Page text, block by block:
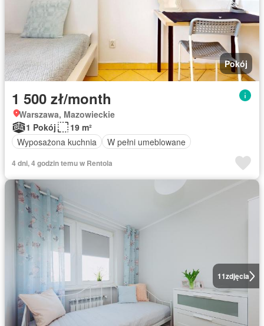
Pokój
1 500 zł/month
Warszawa, Mazowieckie
1 Pokój
19 m²
Wyposażona kuchnia
W pełni umeblowane
4 dni, 4 godzin temu w Rentola
11zdjęcia